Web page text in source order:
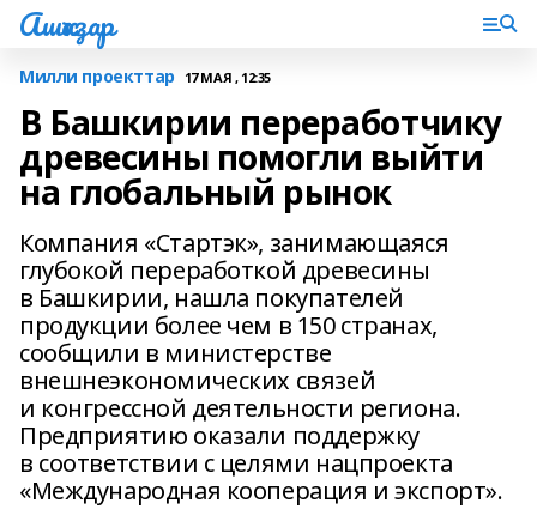
Ашҡаҙар
Милли проекттар 17 МАЯ , 12:35
В Башкирии переработчику
древесины помогли выйти
на глобальный рынок
Компания «Стартэк», занимающаяся
глубокой переработкой древесины
в Башкирии, нашла покупателей
продукции более чем в 150 странах,
сообщили в министерстве
внешнеэкономических связей
и конгрессной деятельности региона.
Предприятию оказали поддержку
в соответствии с целями нацпроекта
«Международная кооперация и экспорт».